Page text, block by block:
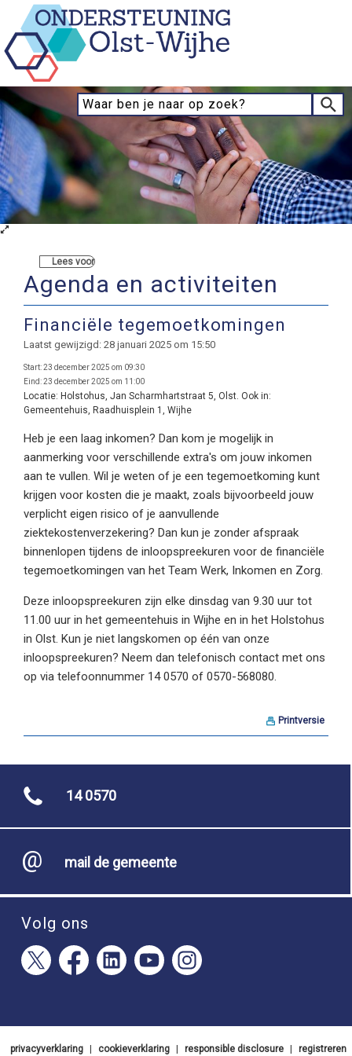
Lees voor
Agenda en activiteiten
Financiële tegemoetkomingen
Laatst gewijzigd: 28 januari 2025 om 15:50
Start:23 december 2025 om 09:30
Eind:23 december 2025 om 11:00
Locatie: Holstohus, Jan Scharmhartstraat 5, Olst. Ook in:
Gemeentehuis, Raadhuisplein 1, Wijhe
Heb je een laag inkomen? Dan kom je mogelijk in
aanmerking voor verschillende extra's om jouw inkomen
aan te vullen. Wil je weten of je een tegemoetkoming kunt
krijgen voor kosten die je maakt, zoals bijvoorbeeld jouw
verplicht eigen risico of je aanvullende
ziektekostenverzekering? Dan kun je zonder afspraak
binnenlopen tijdens de inloopspreekuren voor de financiële
tegemoetkomingen van het Team Werk, Inkomen en Zorg.
Deze inloopspreekuren zijn elke dinsdag van 9.30 uur tot
11.00 uur in het gemeentehuis in Wijhe en in het Holstohus
in Olst. Kun je niet langskomen op één van onze
inloopspreekuren? Neem dan telefonisch contact met ons
op via telefoonnummer 14 0570 of 0570-568080.
Printversie
14 0570
mail de gemeente
Volg ons
privacyverklaring | cookieverklaring | responsible disclosure | registreren